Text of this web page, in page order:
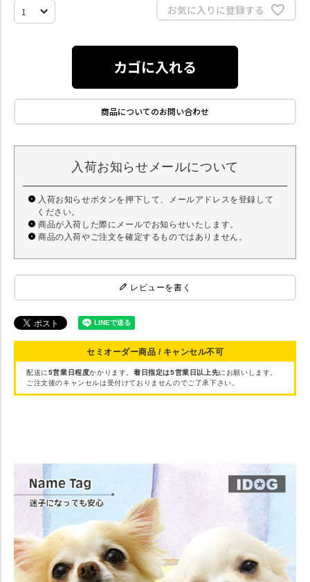
お気に入りに登録する
カゴに入れる
商品についてのお問い合わせ
入荷お知らせメールについて
入荷お知らせボタンを押下して、メールアドレスを登録して
ください。
商品が入荷した際にメールでお知らせいたします。
商品の入荷やご注文を確定するものではありません。
レビューを書く
セミオーダー商品 / キャンセル不可
配送に5営業日程度かかります。着日指定は5営業日以上先にお願いします。
ご注文後のキャンセルは受付けておりませんのでご了承下さい。